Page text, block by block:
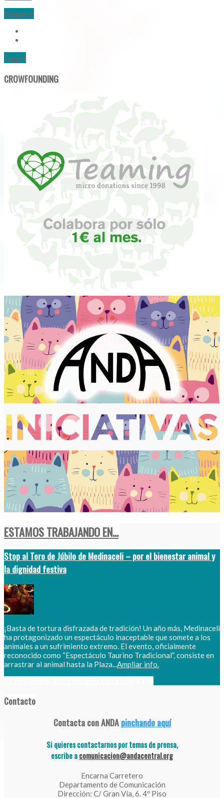
Comparte!
Tagged
CROWFOUNDING
ESTAMOS TRABAJANDO EN...
Stop al Toro de Júbilo de Medinaceli – por el bienestar animal y
la dignidad festiva
¡Basta de tortura disfrazada de tradición! Un año más, Medinaceli
ha protagonizado un espectáculo inaceptable que somete a los
animales a un sufrimiento extremo. El evento, oficialmente
reconocido como “Espectáculo Taurino Tradicional”, consiste en
arrastrar al animal hasta la Plaza...Ampliar info.
Contacto
Contacta con ANDApinchando aquí
Si quieres contactarnos por temas de prensa,
escribe acomunicacion@andacentral.org
Encarna Carretero
Departamento de Comunicación
Dirección: C/ Gran Vía, 6. 4º Piso